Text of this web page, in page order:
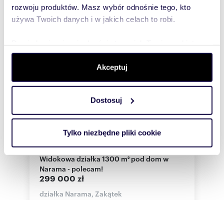
rozwoju produktów. Masz wybór odnośnie tego, kto
używa Twoich danych i w jakich celach to robi.
dane są przetwarzane oraz ustaw własne preferencje w
. W Deklaracji plików cookie możesz
zmienić lub wycofać swoją zgodę w dowolnej chwili.
Wykorzystujemy pliki cookie do spersonalizowania treści
i reklam, aby oferować funkcje społecznościowe i
korzystasz z naszej witryny, udostępniamy partnerom
Partnerzy mogą połączyć te informacje z innymi danymi
otrzymanymi od Ciebie lub uzyskanymi podczas
Akceptuj
Dostosuj
Tylko niezbędne pliki cookie
Widokowa działka 1300 m² pod dom w
Narama - polecam!
299 000 zł
działka Narama, Zakątek